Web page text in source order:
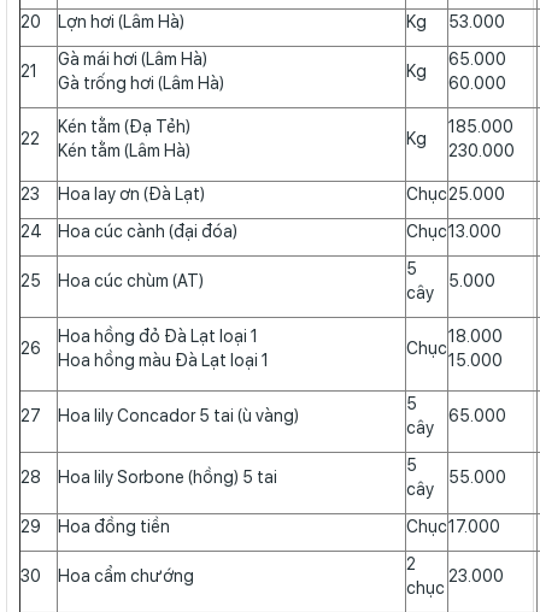
20
Lợn hơi (Lâm Hà) Kg 53.000
21
Gà mái hơi (Lâm Hà)
Gà trống hơi (Lâm Hà)
Kg
65.000
60.000
22
Kén tằm (Đạ Tẻh)
Kén tằm (Lâm Hà)
Kg
185.000
230.000
23 Hoa lay ơn (Đà Lạt) Chục25.000
24
Hoa cúc cành (đại đóa) Chục13.000
25 Hoa cúc chùm (AT)
5
cây
5.000
26
Hoa hồng đỏ Đà Lạt loại 1
Hoa hồng màu Đà Lạt loại 1
Chục
18.000
15.000
27 Hoa lily Concador 5 tai (ù vàng)
5
cây
65.000
28 Hoa lily Sorbone (hồng) 5 tai
5
cây
55.000
29 Hoa đồng tiền Chục17.000
30 Hoa cẩm chướng
2
chục
23.000